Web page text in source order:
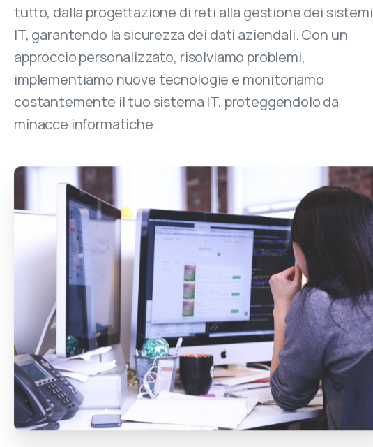
tutto, dalla progettazione di reti alla gestione dei sistemi
IT, garantendo la sicurezza dei dati aziendali. Con un
approccio personalizzato, risolviamo problemi,
implementiamo nuove tecnologie e monitoriamo
costantemente il tuo sistema IT, proteggendolo da
minacce informatiche.